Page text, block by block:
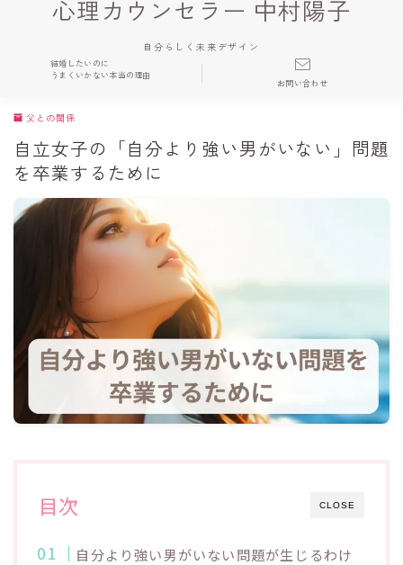
心理カウンセラー 中村陽子
自分らしく未来デザイン
結婚したいのに
うまくいかない本当の理由
お問い合わせ
父との関係
自立女子の「自分より強い男がいない」問題
を卒業するために
CLOSE
目次
自分より強い男がいない問題が生じるわけ